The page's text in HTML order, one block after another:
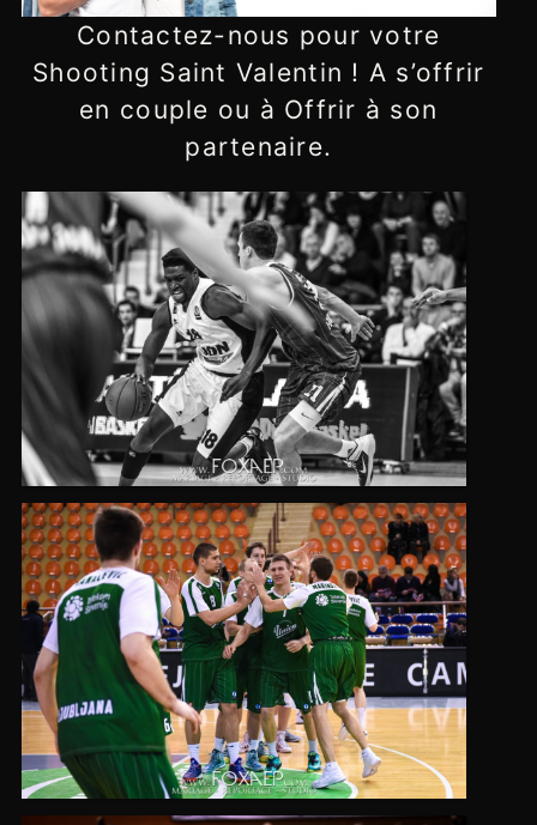
Contactez-nous pour votre
Shooting Saint Valentin ! A s’offrir
en couple ou à Offrir à son
partenaire.